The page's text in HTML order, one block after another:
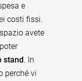
e
costi fissi.
avete
stand. In
perché vi